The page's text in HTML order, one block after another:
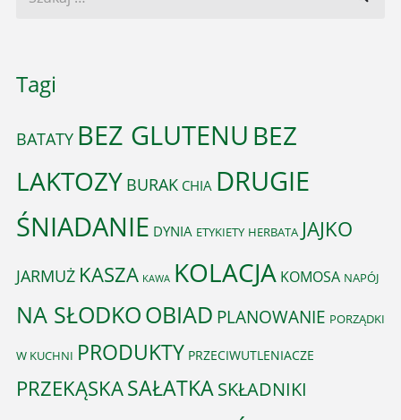
Tagi
BATATY BEZ GLUTENU BEZ
LAKTOZY BURAK CHIA DRUGIE
ŚNIADANIE DYNIA ETYKIETY HERBATA JAJKO
JARMUŻ KASZA KAWA KOLACJA KOMOSA NAPÓJ
NA SŁODKOOBIAD PLANOWANIE PORZĄDKI
W KUCHNI PRODUKTY PRZECIWUTLENIACZE
PRZEKĄSKASAŁATKASKŁADNIKI